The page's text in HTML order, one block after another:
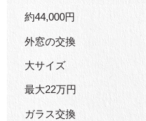
約44,000円
外窓の交換
大サイズ
最大22万円
ガラス交換